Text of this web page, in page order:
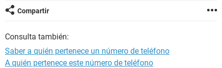
Compartir
Consulta también:
Saber a quién pertenece un número de teléfono
A quién pertenece este número de teléfono